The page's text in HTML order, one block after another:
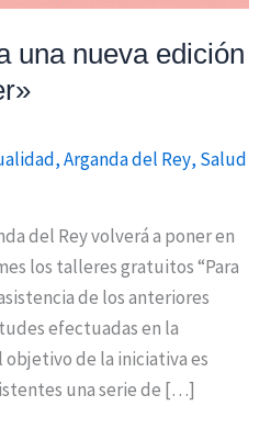
una nueva edición
,Arganda del Rey, Salud
del Rey volverá a poner en
los talleres gratuitos “Para
de los anteriores
efectuadas en la
objetivo de la iniciativa es
una serie de […]